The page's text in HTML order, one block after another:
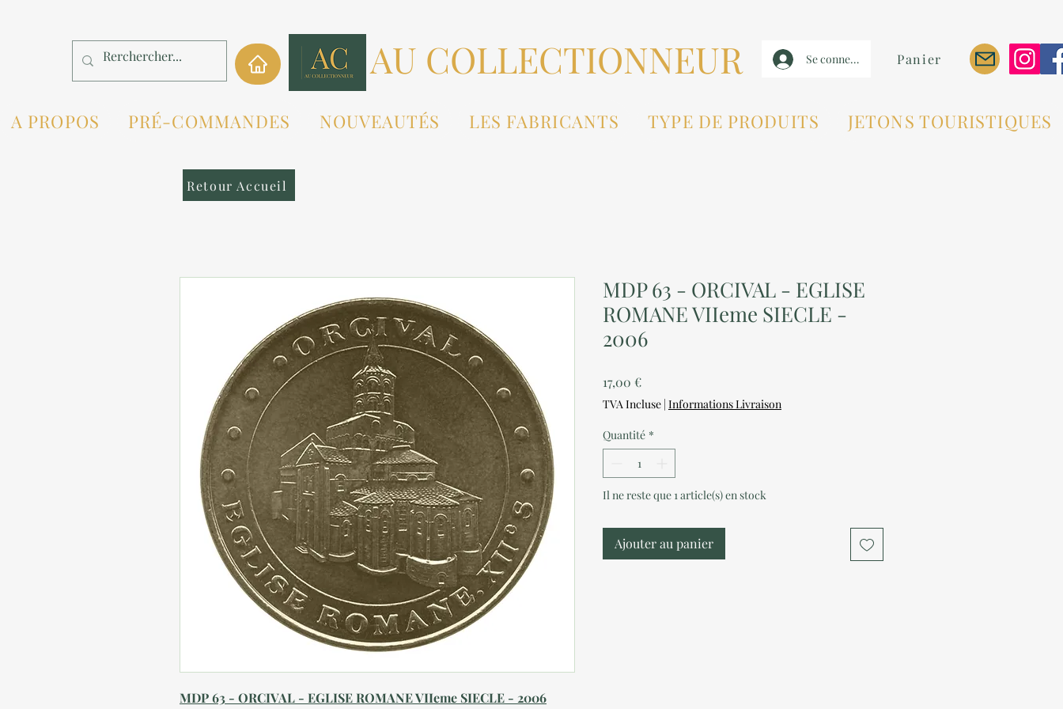
AU COLLECTIONNEUR Se connecter Panier
A PROPOS PRÉ-COMMANDES NOUVEAUTÉS LES FABRICANTS TYPE DE PRODUITS JETONS TOURISTIQUES
MDP 63 - ORCIVAL - EGLISE ROMANE VIIeme SIECLE - 2006
MDP 63 - ORCIVAL - EGLISE
ROMANE VIIeme SIECLE -
2006
17,00 €Prix
TVA Incluse | Informations Livraison
Quantité *
Il ne reste que 1 article(s) en stock
Ajouter au panier
Retour Accueil